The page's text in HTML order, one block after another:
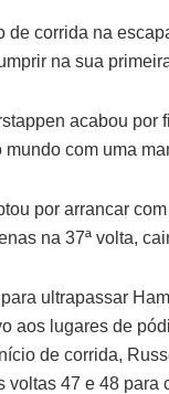
corrida na
na sua
acabou por
com uma
por arrancar
na 37ª volta,
ultrapassar
aos lugares de
de corrida,
47 e 48 para